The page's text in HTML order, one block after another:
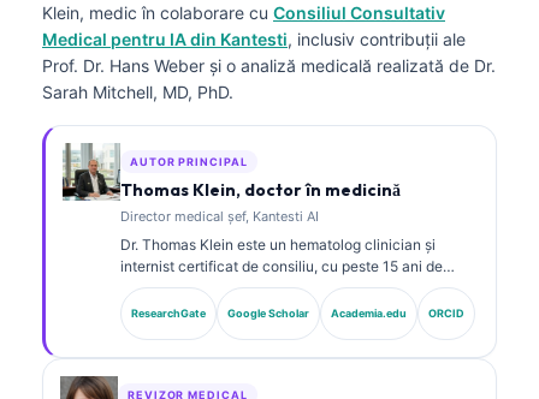
Klein, medic în colaborare cu Consiliul Consultativ
Medical pentru IA din Kantesti, inclusiv contribuții ale
Prof. Dr. Hans Weber și o analiză medicală realizată de Dr.
Sarah Mitchell, MD, PhD.
AUTOR PRINCIPAL
Thomas Klein, doctor în medicină
Director medical șef, Kantesti AI
Dr. Thomas Klein este un hematolog clinician și
internist certificat de consiliu, cu peste 15 ani de
experiență în medicina de laborator și analiză clinică
asistată de AI. În calitate de Chief Medical Officer la
Kantesti AI, el asigură supravegherea clinică a
ResearchGate Google Scholar Academia.edu ORCID
REVIZOR MEDICAL